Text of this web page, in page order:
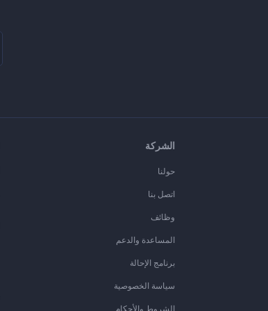
الشركة
حولنا
اتصل بنا
وظائف
المساعدة والدعم
برنامج الإحالة
سياسة الخصوصية
الشروط والأحكام